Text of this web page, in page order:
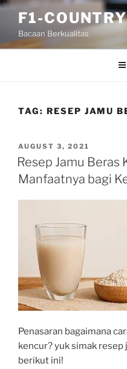
Skip
content
F1-COUNTRY
Bacaan Berkualitas
TAG: RESEP JAMU
POSTED
ON
AUGUST 3, 2021
Resep Jamu Beras
Manfaatnya bagi
Penasaran bagaimana
kencur? yuk simak
berikut ini!